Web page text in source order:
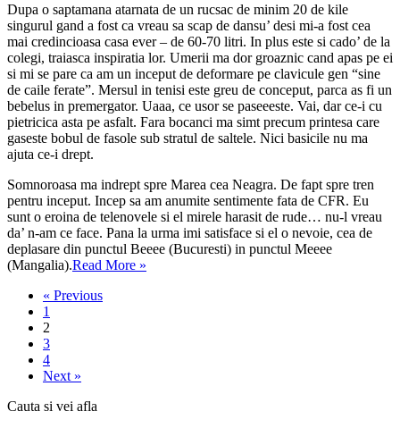
Dupa o saptamana atarnata de un rucsac de minim 20 de kile
singurul gand a fost ca vreau sa scap de dansu’ desi mi-a fost cea
mai credincioasa casa ever – de 60-70 litri. In plus este si cado’ de la
colegi, traiasca inspiratia lor. Umerii ma dor groaznic cand apas pe ei
si mi se pare ca am un inceput de deformare pe clavicule gen “sine
de caile ferate”. Mersul in tenisi este greu de conceput, parca as fi un
bebelus in premergator. Uaaa, ce usor se paseeeste. Vai, dar ce-i cu
pietricica asta pe asfalt. Fara bocanci ma simt precum printesa care
gaseste bobul de fasole sub stratul de saltele. Nici basicile nu ma
ajuta ce-i drept.
Somnoroasa ma indrept spre Marea cea Neagra. De fapt spre tren
pentru inceput. Incep sa am anumite sentimente fata de CFR. Eu
sunt o eroina de telenovele si el mirele harasit de rude… nu-l vreau
da’ n-am ce face. Pana la urma imi satisface si el o nevoie, cea de
deplasare din punctul Beeee (Bucuresti) in punctul Meeee
(Mangalia).Read More »
« Previous
1
2
3
4
Next »
Cauta si vei afla